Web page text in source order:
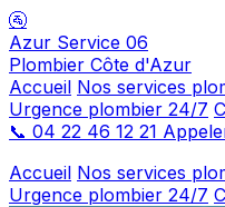
🚰
Azur Service 06
Plombier Côte d'Azur
Accueil Nos services
Urgence plombier 24/7
📞 04 22 46 12 21
Accueil Nos services
Urgence plombier 24/7